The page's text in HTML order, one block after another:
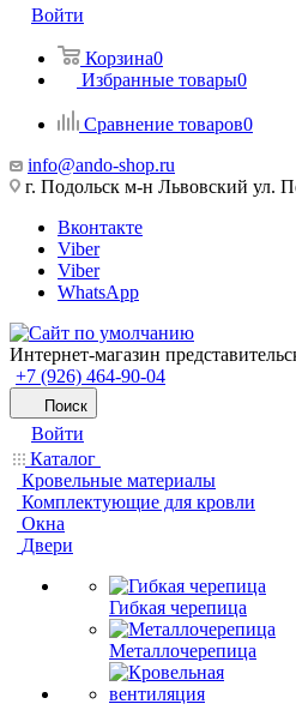
Войти
Корзина0
Избранные товары0
Сравнение товаров0
info@ando-shop.ru
г. Подольск м-н Львовский ул.
Вконтакте
Viber
Viber
WhatsApp
Интернет-магазин
+7 (926) 464-90-04
Поиск
Войти
Каталог
Кровельные материалы
Комплектующие для кровли
Окна
Двери
Гибкая черепица
Металлочерепица